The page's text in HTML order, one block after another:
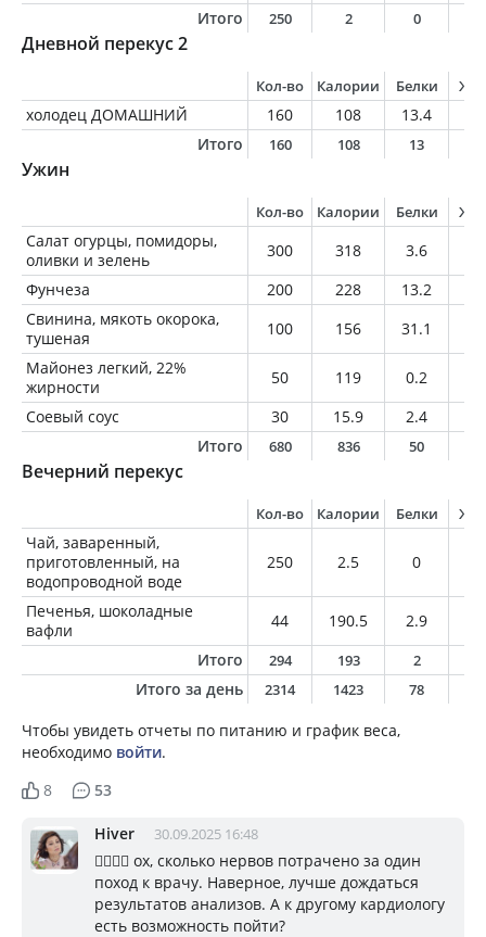
Итого 250 2 0
Дневной перекус 2
Кол-во Калории Белки
холодец ДОМАШНИЙ 160 108 13.4
Итого
160 108 13
Ужин
Кол-во Калории Белки
Салат огурцы, помидоры,
оливки и зелень
300 318 3.6
Фунчеза
200 228 13.2
Свинина, мякоть окорока,
тушеная
100 156 31.1
Майонез легкий, 22%
жирности
50 119 0.2
Соевый соус
30 15.9 2.4
Итого
680 836 50
Вечерний перекус
Кол-во Калории Белки
Чай, заваренный,
приготовленный, на
водопроводной воде
250 2.5 0
Печенья, шоколадные
вафли
44 190.5 2.9
Итого
294 193 2
Итого за день 2314 1423 78
Чтобы увидеть отчеты по питанию и график веса,
необходимо войти.
8
53
Hiver 30.09.2025 16:48
🤦‍♀️🙅‍♀️ ох, сколько нервов потрачено за один
поход к врачу. Наверное, лучше дождаться
результатов анализов. А к другому кардиологу
есть возможность пойти?